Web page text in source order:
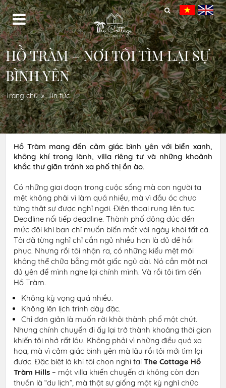
HỒ TRÀM – NƠI TÔI TÌM LẠI SỰ
BÌNH YÊN
Trang chủ Tin tức
Hồ Tràm mang đến cảm giác bình yên với biển xanh,
không khí trong lành, villa riêng tư và những khoảnh
khắc thư giãn tránh xa phố thị ồn ào.
Có những giai đoạn trong cuộc sống mà con người ta
mệt không phải vì làm quá nhiều, mà vì đầu óc chưa
từng thật sự được nghỉ ngơi. Điện thoại rung liên tục.
Deadline nối tiếp deadline. Thành phố đông đúc đến
mức đôi khi bạn chỉ muốn biến mất vài ngày khỏi tất cả.
Tôi đã từng nghĩ chỉ cần ngủ nhiều hơn là đủ để hồi
phục. Nhưng rồi tôi nhận ra, có những kiểu mệt mỏi
không thể chữa bằng một giấc ngủ dài. Nó cần một nơi
đủ yên để mình nghe lại chính mình. Và rồi tôi tìm đến
Hồ Tràm.
Không kỳ vọng quá nhiều.
Không lên lịch trình dày đặc.
Chỉ đơn giản là muốn rời khỏi thành phố một chút.
Nhưng chính chuyến đi ấy lại trở thành khoảng thời gian
khiến tôi nhớ rất lâu. Không phải vì những điều quá xa
hoa, mà vì cảm giác bình yên mà lâu rồi tôi mới tìm lại
được. Đặc biệt là khi tôi chọn nghỉ tạiThe Cottage Hồ
Tràm Hills – một villa khiến chuyến đi không còn đơn
thuần là “du lịch”, mà thật sự giống một kỳ nghỉ chữa